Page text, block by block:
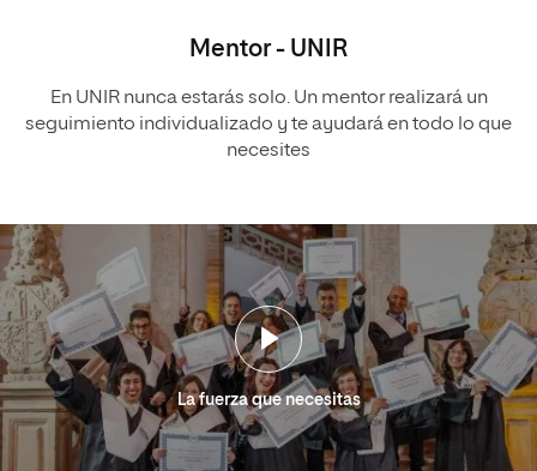
Mentor - UNIR
En UNIR nunca estarás solo. Un mentor realizará un
seguimiento individualizado y te ayudará en todo lo que
necesites
La fuerza que necesitas